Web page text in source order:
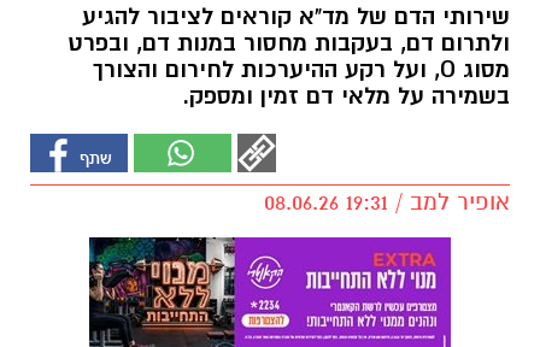
שירותי הדם של מד"א קוראים לציבור להגיע
ולתרום דם, בעקבות מחסור במנות דם, ובפרט
מסוג O, ועל רקע ההיערכות לחירום והצורך
בשמירה על מלאי דם זמין ומספק.
אופיר למב / 19:31 08.06.26